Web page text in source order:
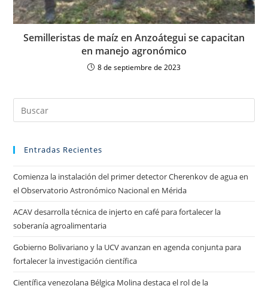
Semilleristas de maíz en Anzoátegui se capacitan
en manejo agronómico
8 de septiembre de 2023
Entradas Recientes
Comienza la instalación del primer detector Cherenkov de agua en
el Observatorio Astronómico Nacional en Mérida
ACAV desarrolla técnica de injerto en café para fortalecer la
soberanía agroalimentaria
Gobierno Bolivariano y la UCV avanzan en agenda conjunta para
fortalecer la investigación científica
Científica venezolana Bélgica Molina destaca el rol de la